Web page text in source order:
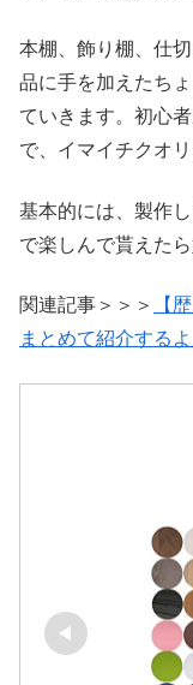
本棚、飾り棚、仕
品に手を加えたち
ていきます。初心
で、イマイチクオ
基本的には、製作
で楽しんで貰えたら
関連記事＞＞＞
【
まとめて紹介するよ